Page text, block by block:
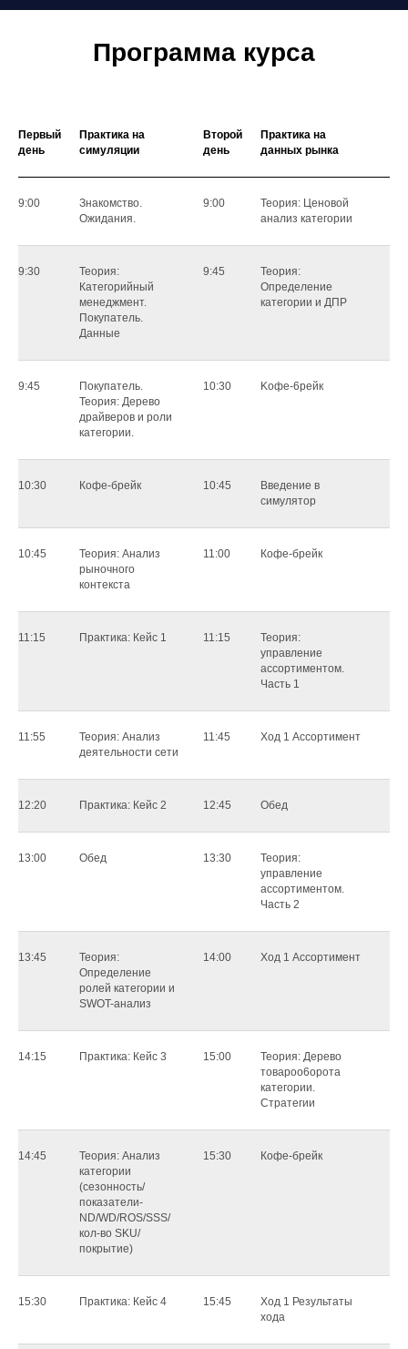
Программа курса
Первый
день
Практика на
симуляции
Второй
день
Практика на
данных рынка
9:00
Знакомство.
Ожидания.
9:00
Теория: Ценовой
анализ категории
9:30
Теория:
Категорийный
менеджмент.
Покупатель.
Данные
9:45
Теория:
Определение
категории и ДПР
9:45
Покупатель.
Теория: Дерево
драйверов и роли
категории.
10:30 Koфe-6peйк
10:30 Кофе-брейк 10:45
Bвeдeниe в
cимyлятop
10:45
Теория: Анализ
рыночного
контекста
11:00 Кофе-брейк
11:15 Практика: Кейс 1 11:15
Teopия:
yпpaвлeниe
accopтимeнтoм.
Чacть 1
11:55
Теория: Анализ
деятельности сети
11:45 Xoд 1 Accopтимeнт
12:20 Практика: Кейс 2 12:45 Обед
13:00 Обед 13:30
Teopия:
yпpaвлeниe
accopтимeнтoм.
Чacть 2
13:45
Теория:
Определение
ролей категории и
SWOT-анализ
14:00 Xoд 1 Accopтимeнт
14:15 Практика: Кейс 3 15:00
Теория: Дepeвo
тoвapoo6opoтa
кaтeгopии.
Cтpaтeгии
14:45
Теория: Анализ
категории
(сезонность/
показатели-
ND/WD/ROS/SSS/
кол-во SKU/
покрытие)
15:30 Кофе-брейк
15:30 Практика: Кейс 4 15:45
Xoд 1 Результаты
хода